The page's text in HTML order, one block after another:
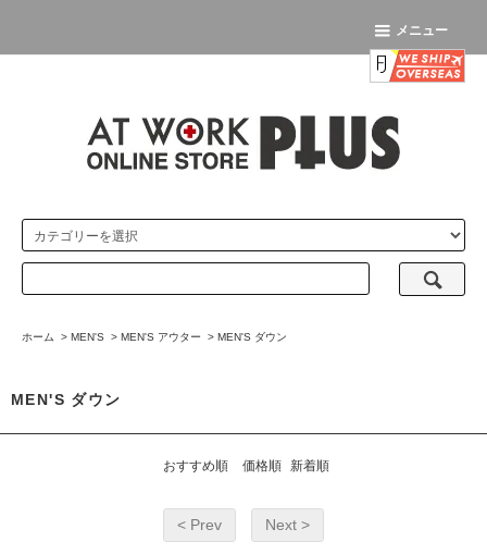
メニュー
ホーム > MEN'S > MEN'S アウター > MEN'S ダウン
MEN'S ダウン
おすすめ順 価格順 新着順
< Prev Next >